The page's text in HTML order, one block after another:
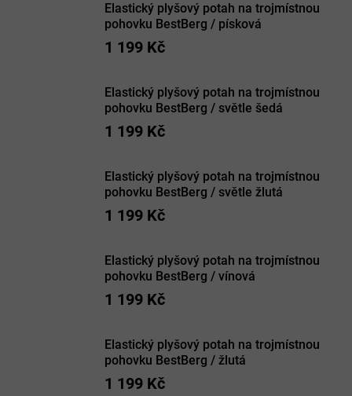
Elastický plyšový potah na trojmístnou
pohovku BestBerg / písková
1 199 Kč
Elastický plyšový potah na trojmístnou
pohovku BestBerg / světle šedá
1 199 Kč
Elastický plyšový potah na trojmístnou
pohovku BestBerg / světle žlutá
1 199 Kč
Elastický plyšový potah na trojmístnou
pohovku BestBerg / vínová
1 199 Kč
Elastický plyšový potah na trojmístnou
pohovku BestBerg / žlutá
1 199 Kč